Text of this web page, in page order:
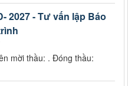
2027 - Tư vấn lập Báo
mời thầu: . Đóng thầu: